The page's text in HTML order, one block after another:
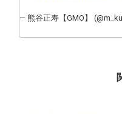
— 熊谷正寿【GMO】